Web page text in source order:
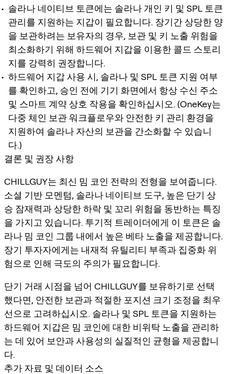
솔라나 네이티브 토큰에는 솔라나 개인 키 및 SPL 토큰
관리를 지원하는 지갑이 필요합니다. 장기간 상당한 양
을 보관하려는 보유자의 경우, 보관 및 키 노출 위험을
최소화하기 위해 하드웨어 지갑을 이용한 콜드 스토리
지를 강력히 권장합니다.
하드웨어 지갑 사용 시, 솔라나 및 SPL 토큰 지원 여부
를 확인하고, 승인 전에 기기 화면에서 항상 수신 주소
및 스마트 계약 상호 작용을 확인하십시오. (OneKey는
다중 체인 보관 워크플로우와 안전한 키 관리 환경을
지원하여 솔라나 자산의 보관을 간소화할 수 있습니
다.)
결론 및 권장 사항
CHILLGUY는 최신 밈 코인 전략의 전형을 보여줍니다.
소셜 기반 모멘텀, 솔라나 네이티브 도구, 높은 단기 상
승 잠재력과 상당한 하락 및 꼬리 위험을 동반하는 특징
을 가지고 있습니다. 투기적 트레이더에게 이 토큰은 솔
라나 밈 코인 그룹 내에서 높은 베타 노출을 제공합니다.
장기 투자자에게는 내재적 유틸리티 부족과 집중화 위
험으로 인해 극도의 주의가 필요합니다.
단기 거래 시점을 넘어 CHILLGUY를 보유하기로 선택
했다면, 안전한 보관과 적절한 포지션 크기 조정을 최우
선으로 고려하십시오. 솔라나 및 SPL 토큰을 지원하는
하드웨어 지갑은 밈 코인에 대한 비위탁 노출을 관리하
는 데 있어 보안과 사용성의 실질적인 균형을 제공합니
다.
추가 자료 및 데이터 소스